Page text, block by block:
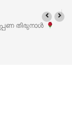
ഓഗസ്റ്റ് 8-ന്